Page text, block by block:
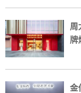
周
牌
金